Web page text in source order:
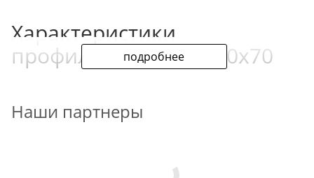
подробнее
Характеристики
профильной трубы 70х70
8639 ,ТУ 14-105-737-04. Производители выпускают
Особенности проката:
Наши партнеры